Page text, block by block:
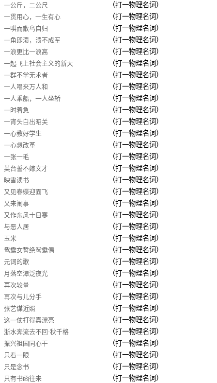
一公斤，二公尺 （打一物理名词）
一贯用心，一生有心 （打一物理名词）
一哄而散鸟自归 （打一物理名词）
一角即溃，溃不成军 （打一物理名词）
一浪更比一浪高 （打一物理名词）
一起飞上社会主义的新天 （打一物理名词）
一群不学无术者 （打一物理名词）
一人唱来万人和 （打一物理名词）
一人乘船，一人坐轿 （打一物理名词）
一时着急 （打一物理名词）
一宵头白出昭关 （打一物理名词）
一心教好学生 （打一物理名词）
一心想改革 （打一物理名词）
一张一毛 （打一物理名词）
英台誓不嫁文才 （打一物理名词）
映雪读书 （打一物理名词）
又见春蝶迎面飞 （打一物理名词）
又来闹事 （打一物理名词）
又作东风十日寒 （打一物理名词）
与恶人居 （打一物理名词）
玉米 （打一物理名词）
鸳鸯女誓绝鸳鸯偶 （打一物理名词）
元词的歌 （打一物理名词）
月落空潭泛夜光 （打一物理名词）
再次较量 （打一物理名词）
再次与儿分手 （打一物理名词）
张艺谋近照 （打一物理名词）
这一仗打得真漂亮 （打一物理名词）
浙水奔流去不回·秋千格 （打一物理名词）
振兴祖国同心干 （打一物理名词）
只看一眼 （打一物理名词）
只是念书 （打一物理名词）
只有书函往来 （打一物理名词）